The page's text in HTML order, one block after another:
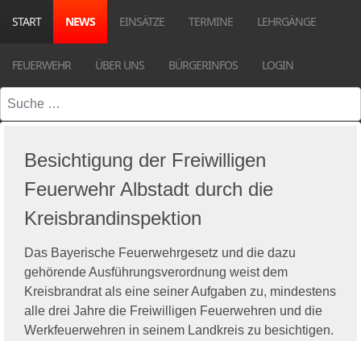
START NEWS EINSÄTZE TERMINE LEHRGÄNGE
FEUERWEHR ÜBER UNS BÜRGERINFOS LOGIN
Suchen
Besichtigung der Freiwilligen
Feuerwehr Albstadt durch die
Kreisbrandinspektion
Das Bayerische Feuerwehrgesetz und die dazu
gehörende Ausführungsverordnung weist dem
Kreisbrandrat als eine seiner Aufgaben zu, mindestens
alle drei Jahre die Freiwilligen Feuerwehren und die
Werkfeuerwehren in seinem Landkreis zu besichtigen.